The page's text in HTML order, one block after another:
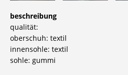
beschreibung
qualität:
oberschuh: textil
innensohle: textil
sohle: gummi